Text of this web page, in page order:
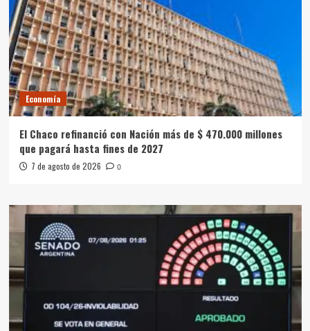
Economía
El Chaco refinanció con Nación más de $ 470.000 millones
que pagará hasta fines de 2027
7 de agosto de 2026 0